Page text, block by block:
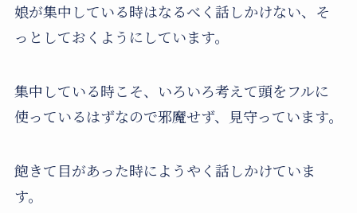
娘が集中している時はなるべく話しかけない、そ
っとしておくようにしています。
集中している時こそ、いろいろ考えて頭をフルに
使っているはずなので邪魔せず、見守っています。
飽きて目があった時にようやく話しかけていま
す。